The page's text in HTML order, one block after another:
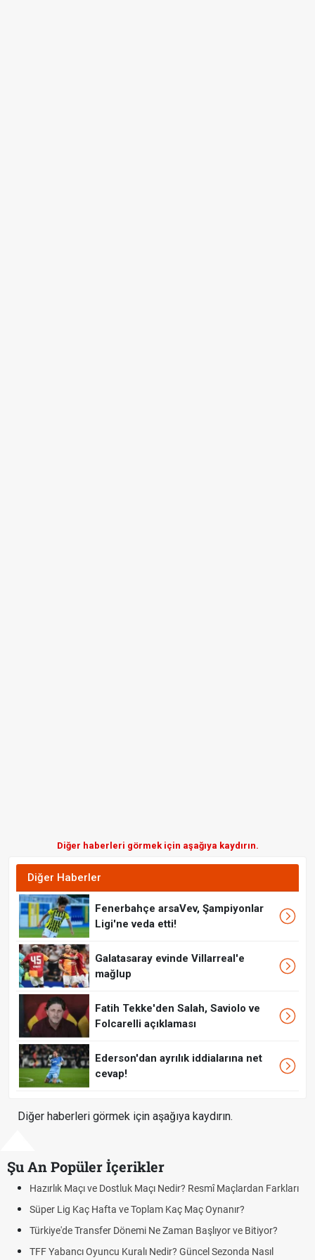
Diğer haberleri görmek için aşağıya kaydırın.
Diğer Haberler
Fenerbahçe arsaVev, Şampiyonlar
Ligi'ne veda etti!
Galatasaray evinde Villarreal'e
mağlup
Fatih Tekke'den Salah, Saviolo ve
Folcarelli açıklaması
Ederson'dan ayrılık iddialarına net
cevap!
Diğer haberleri görmek için aşağıya kaydırın.
Şu An Popüler İçerikler
ve Dostluk Maçı Nedir? Resmî Maçlardan Farkları
Kaç Hafta ve Toplam Kaç Maç Oynanır?
Transfer Dönemi Ne Zaman Başlıyor ve Bitiyor?
Oyuncu Kuralı Nedir? Güncel Sezonda Nasıl
Puan
Futbol
Deplasman